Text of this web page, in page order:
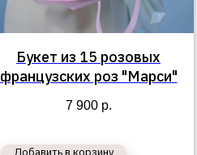
Букет из 15 розовых
французских роз "Марси"
7 900 р.